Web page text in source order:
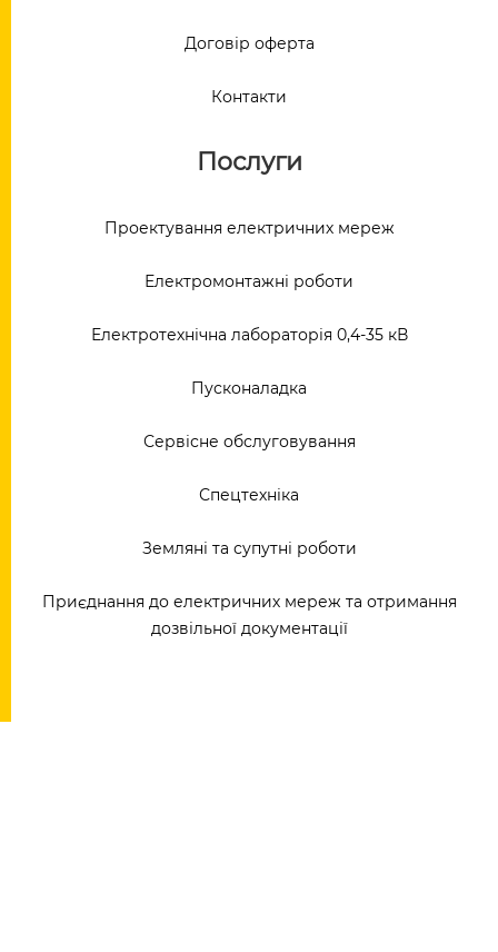
Договір оферта
Контакти
Послуги
Проектування електричних мереж
Електромонтажні роботи
Електротехнічна лабораторія 0,4-35 кВ
Пусконаладка
Сервісне обслуговування
Спецтехніка
Земляні та супутні роботи
Приєднання до електричних мереж та отримання
дозвільної документації